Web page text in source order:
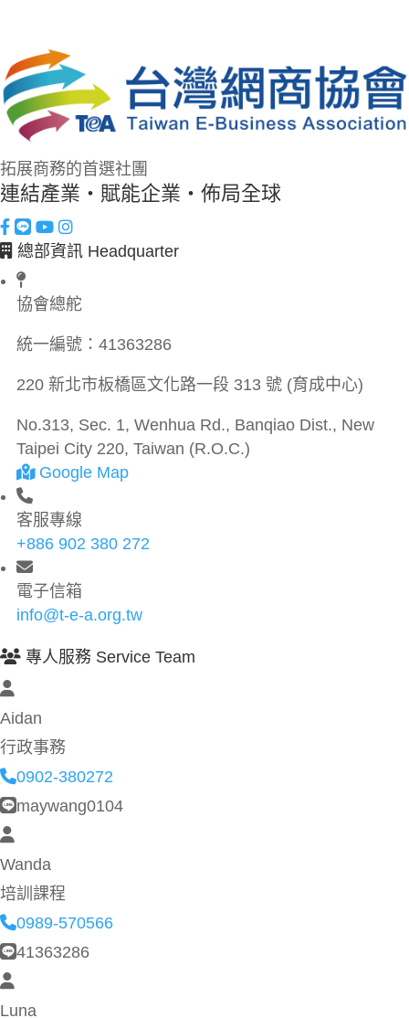
拓展商務的首選社團
連結產業・賦能企業・佈局全球
總部資訊 Headquarter
協會總舵
統一編號： 41363286
220 新北市板橋區文化路一段 313 號 (育成中心)
No.313, Sec. 1, Wenhua Rd., Banqiao Dist., New
Taipei City 220, Taiwan (R.O.C.)
Google Map
客服專線
+886 902 380 272
電子信箱
info@t-e-a.org.tw
專人服務 Service Team
Aidan
行政事務
0902-380272
maywang0104
Wanda
培訓課程
0989-570566
41363286
Luna